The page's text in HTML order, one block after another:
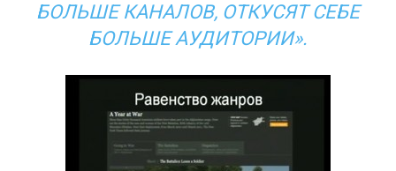
БОЛЬШЕ КАНАЛОВ, ОТКУСЯТ СЕБЕ
БОЛЬШЕ АУДИТОРИИ».